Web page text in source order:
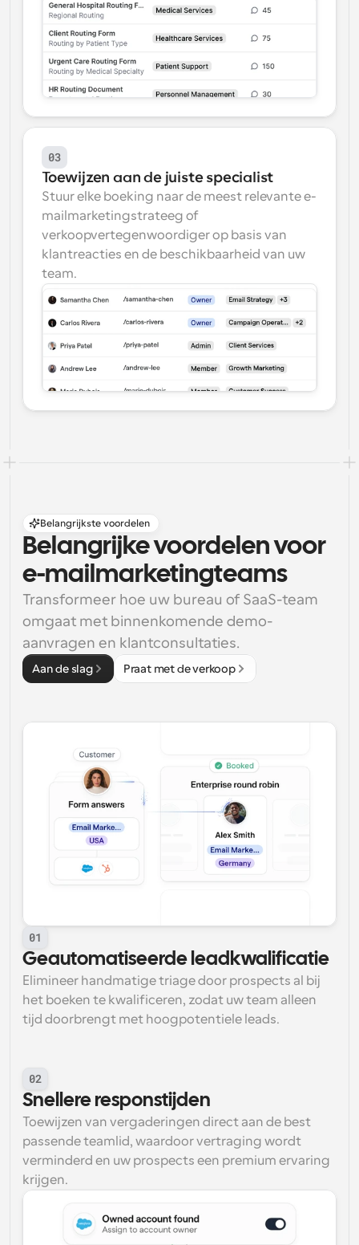
03
Toewijzen aan de juiste specialist
Stuur elke boeking naar de meest relevante e-
mailmarketingstrateeg of
verkoopvertegenwoordiger op basis van
klantreacties en de beschikbaarheid van uw
team.
Belangrijkste voordelen
Belangrijke voordelen voor
e-mailmarketingteams
Transformeer hoe uw bureau of SaaS-team
omgaat met binnenkomende demo-
aanvragen en klantconsultaties.
Aan de slag Praat met de verkoop
01
Geautomatiseerde leadkwalificatie
Elimineer handmatige triage door prospects al bij
het boeken te kwalificeren, zodat uw team alleen
tijd doorbrengt met hoogpotentiele leads.
02
Snellere responstijden
Toewijzen van vergaderingen direct aan de best
passende teamlid, waardoor vertraging wordt
verminderd en uw prospects een premium ervaring
krijgen.